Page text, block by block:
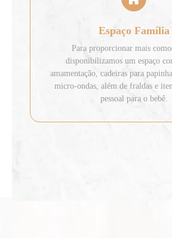
Espaço Família
Para proporcionar mais
disponibilizamos um espaço
amamentação, cadeiras para
micro-ondas, além de fraldas e
pessoal para o bebê.